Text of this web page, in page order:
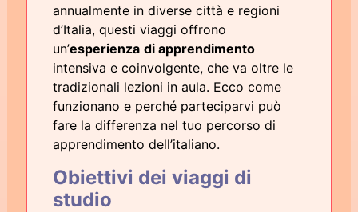
annualmente in diverse città e regioni
d’Italia, questi viaggi offrono
un’esperienza di apprendimento
intensiva e coinvolgente, che va oltre le
tradizionali lezioni in aula. Ecco come
funzionano e perché parteciparvi può
fare la differenza nel tuo percorso di
apprendimento dell’italiano.
Obiettivi dei viaggi di
studio